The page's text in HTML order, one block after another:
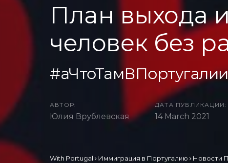
План выхода
человек без
#аЧтоТамВПортугалии
АВТОР:
Юлия Врублевская
ДАТА ПУБЛИКАЦИИ:
14 March 2021
With Portugal Иммиграция в Португалию Новости